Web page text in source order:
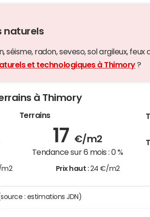
naturels
séisme, radon, seveso, sol argileux, feux
et technologiques à Thimory?
à Thimory
Terrains
17 €/m2
Tendance sur 6 mois :0 %
m2 Prix haut : 24 €/m2
: estimations JDN)